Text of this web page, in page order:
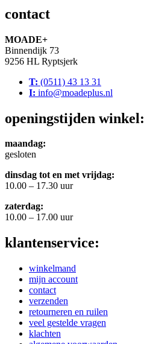
contact
MOADE+
Binnendijk 73
9256 HL Ryptsjerk
T: (0511) 43 13 31
I: info@moadeplus.nl
openingstijden winkel:
maandag:
gesloten
dinsdag tot en met vrijdag:
10.00 – 17.30 uur
zaterdag:
10.00 – 17.00 uur
klantenservice:
winkelmand
mijn account
contact
verzenden
retourneren en ruilen
veel gestelde vragen
klachten